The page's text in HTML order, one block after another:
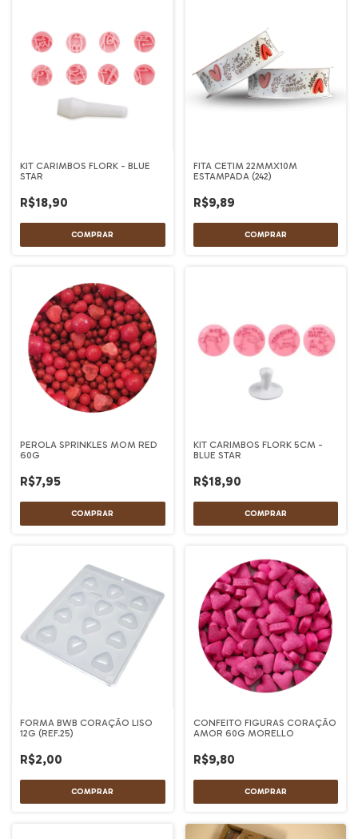
KIT CARIMBOS FLORK - BLUE
STAR
R$18,90
FITA CETIM 22MMX10M
ESTAMPADA (242)
R$9,89
PEROLA SPRINKLES MOM RED
60G
R$7,95
KIT CARIMBOS FLORK 5CM -
BLUE STAR
R$18,90
FORMA BWB CORAÇÃO LISO
12G (REF.25)
R$2,00
CONFEITO FIGURAS CORAÇÃO
AMOR 60G MORELLO
R$9,80